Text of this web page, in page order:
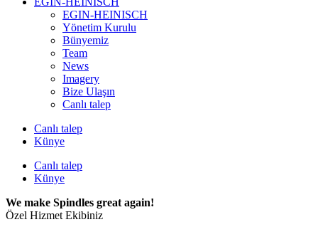
EGIN-HEINISCH
Yönetim Kurulu
Bünyemiz
Team
News
Imagery
Bize Ulaşın
Canlı talep
Canlı talep
Künye
Canlı talep
Künye
We make Spindles great again!
Özel Hizmet Ekibiniz